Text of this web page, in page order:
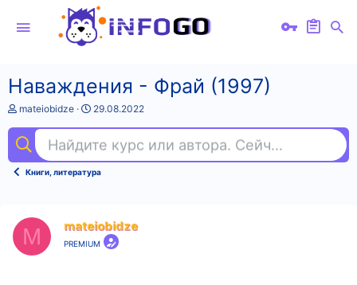
Наваждения - Фрай (1997)
А
т
о
т
mateiobidze
Д
а
н
а
а
29.08.2022
Найдите курс или автора. Сейчас ищут
Книги, литература
M mateiobidze
PREMIUM